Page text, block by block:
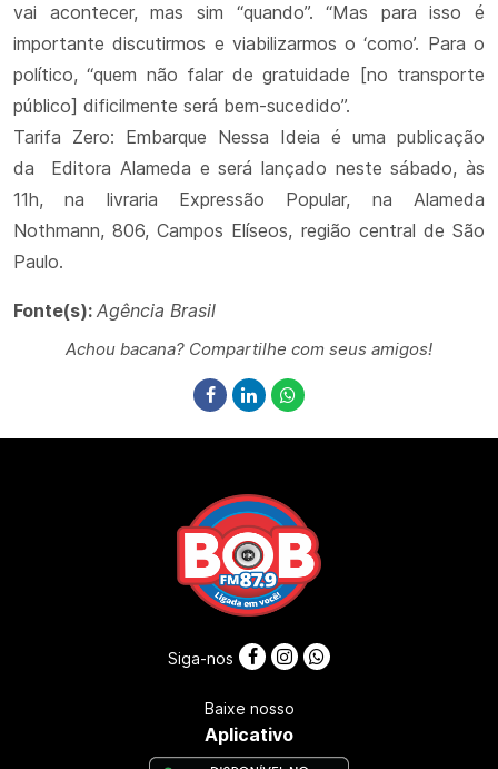
vai acontecer, mas sim “quando”. “Mas para isso é
importante discutirmos e viabilizarmos o ‘como’. Para o
político, “quem não falar de gratuidade [no transporte
público] dificilmente será bem-sucedido”.
Tarifa Zero: Embarque Nessa Ideia é uma publicação
da Editora Alameda e será lançado neste sábado, às
11h, na livraria Expressão Popular, na Alameda
Nothmann, 806, Campos Elíseos, região central de São
Paulo.
Fonte(s): Agência Brasil
Achou bacana? Compartilhe com seus amigos!
Siga-nos
Baixe nosso
Aplicativo